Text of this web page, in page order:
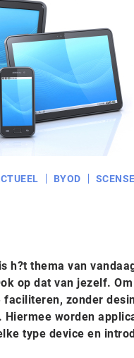
BYOD
h?t thema van
op dat van jezelf.
zonder
Hiermee worden
type device en